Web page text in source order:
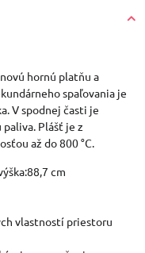
hornú platňu a
spaľovania je
V spodnej časti je
Plášť je z
až do 800 °C.
cm
vlastností priestoru